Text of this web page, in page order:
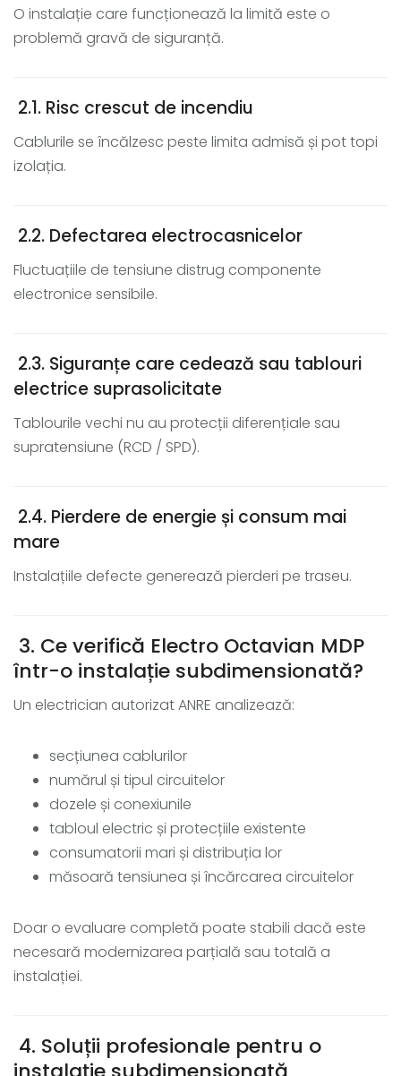
O instalație care funcționează la limită este o
problemă gravă de siguranță.
2.1. Risc crescut de incendiu
Cablurile se încălzesc peste limita admisă și pot topi
izolația.
2.2. Defectarea electrocasnicelor
Fluctuațiile de tensiune distrug componente
electronice sensibile.
2.3. Siguranțe care cedează sau tablouri
electrice suprasolicitate
Tablourile vechi nu au protecții diferențiale sau
supratensiune (RCD / SPD).
2.4. Pierdere de energie și consum mai
mare
Instalațiile defecte generează pierderi pe traseu.
3. Ce verifică Electro Octavian MDP
într-o instalație subdimensionată?
Un electrician autorizat ANRE analizează:
secțiunea cablurilor
numărul și tipul circuitelor
dozele și conexiunile
tabloul electric și protecțiile existente
consumatorii mari și distribuția lor
măsoară tensiunea și încărcarea circuitelor
Doar o evaluare completă poate stabili dacă este
necesară modernizarea parțială sau totală a
instalației.
4. Soluții profesionale pentru o